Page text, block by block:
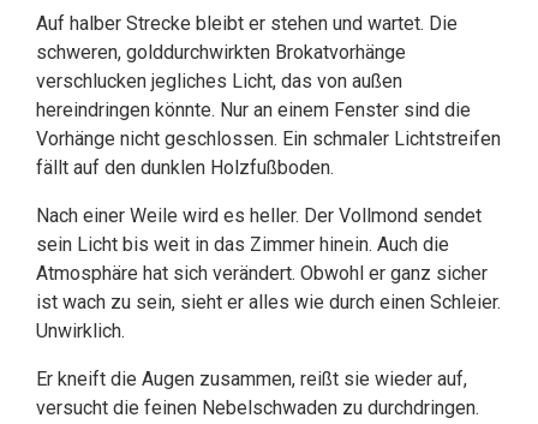
Auf halber Strecke bleibt er stehen und wartet. Die
schweren, golddurchwirkten Brokatvorhänge
verschlucken jegliches Licht, das von außen
hereindringen könnte. Nur an einem Fenster sind die
Vorhänge nicht geschlossen. Ein schmaler Lichtstreifen
fällt auf den dunklen Holzfußboden.
Nach einer Weile wird es heller. Der Vollmond sendet
sein Licht bis weit in das Zimmer hinein. Auch die
Atmosphäre hat sich verändert. Obwohl er ganz sicher
ist wach zu sein, sieht er alles wie durch einen Schleier.
Unwirklich.
Er kneift die Augen zusammen, reißt sie wieder auf,
versucht die feinen Nebelschwaden zu durchdringen.